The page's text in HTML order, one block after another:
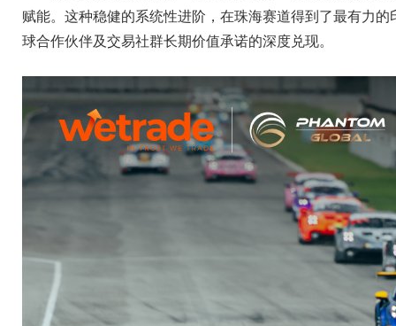
赋能。这种稳健的系统性进阶，在珠海赛道得到了最有力
球合作伙伴及交易社群长期价值承诺的深度兑现。